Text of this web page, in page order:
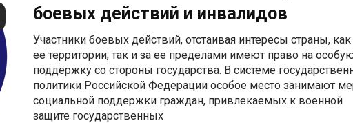
боевых действий и инвалидов
Участники боевых действий, отстаивая интересы страны, как
ее территории, так и за ее пределами имеют право на
поддержку со стороны государства. В системе
политики Российской Федерации особое место занимают
социальной поддержки граждан, привлекаемых к военной
защите государственных